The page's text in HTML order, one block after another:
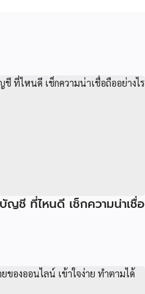
ญชี ที่ไหนดี เช็กความน่าเชื่อ